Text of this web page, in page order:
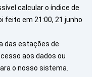
calcular o índice de
feito em 21:00, 21 junho
das estações de
aos dados ou
o nosso sistema.